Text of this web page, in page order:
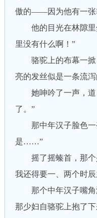
傲的——因为他有一张
他的目光在林隙里
里没有什么啊！”
骆驼上的布幕一掀
亮的发丝似是一条流
她呻吟了一声，道
了。”
那中年汉子脸色一
是……”
摇了摇螓首，那个
我还得要一、两个时
那个中年汉子嘴角
那少妇自骆驼上抱了